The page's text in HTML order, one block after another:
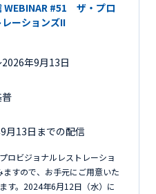
WEBINAR #51 ザ・プロ
ーションズII
年9月13日
13日までの配信
ロビジョナルレストレーショ
ますので、お手元にご用意いた
す。2024年6月12日（水）に